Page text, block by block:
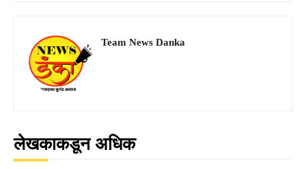
Team News Danka
लेखकाकडून अधिक